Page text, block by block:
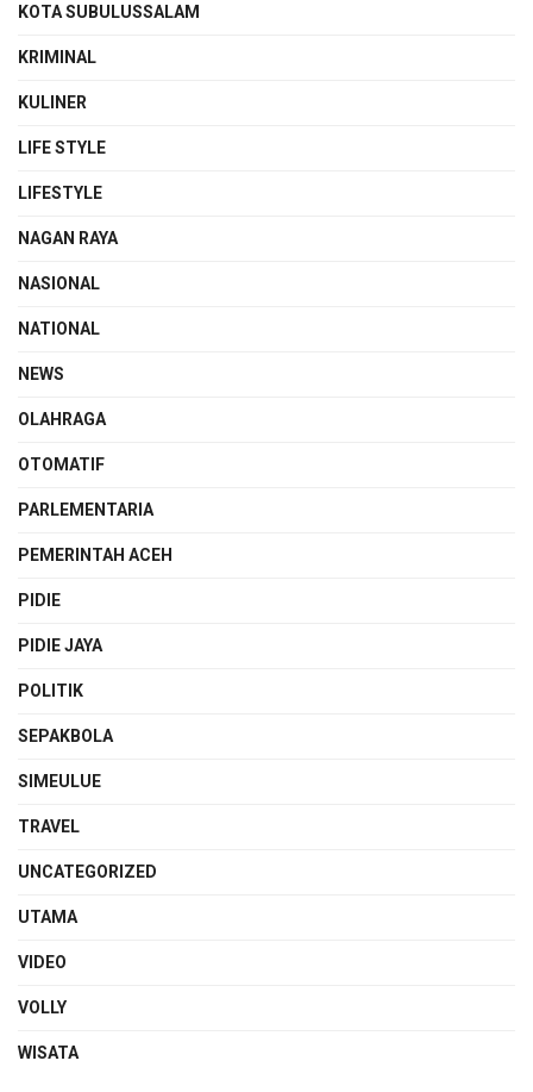
KOTA SUBULUSSALAM
KRIMINAL
KULINER
LIFE STYLE
LIFESTYLE
NAGAN RAYA
NASIONAL
NATIONAL
NEWS
OLAHRAGA
OTOMATIF
PARLEMENTARIA
PEMERINTAH ACEH
PIDIE
PIDIE JAYA
POLITIK
SEPAKBOLA
SIMEULUE
TRAVEL
UNCATEGORIZED
UTAMA
VIDEO
VOLLY
WISATA